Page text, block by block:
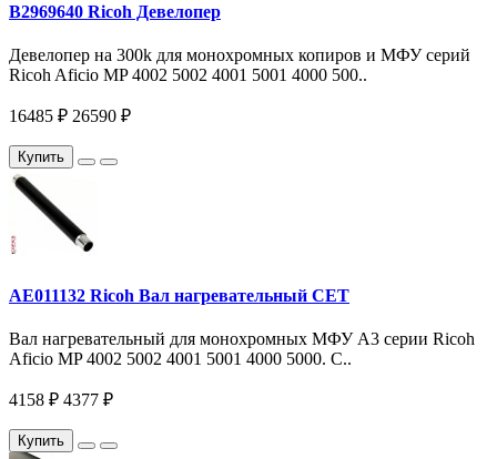
B2969640 Ricoh Девелопер
Девелопер на 300k для монохромных копиров и МФУ серий
Ricoh Aficio MP 4002 5002 4001 5001 4000 500..
16485 ₽ 26590 ₽
Купить
AE011132 Ricoh Вал нагревательный CET
Вал нагревательный для монохромных МФУ A3 серии Ricoh
Aficio MP 4002 5002 4001 5001 4000 5000. C..
4158 ₽ 4377 ₽
Купить